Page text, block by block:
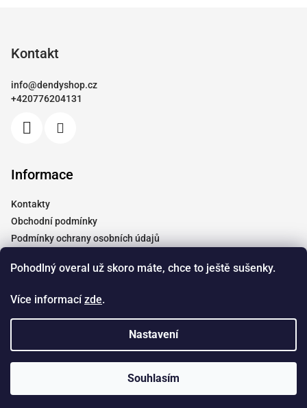
Pohodlný overal už skoro máte, chce to ještě sušenky.
Více informacízde.
Nastavení
Souhlasím
Kontakt
info@dendyshop.cz
+420776204131
Informace
Kontakty
Obchodní podmínky
Podmínky ochrany osobních údajů
Moje objednávka
Doprava
Spolupráce
Vytvořil Shoptet & Štefan Mazáň